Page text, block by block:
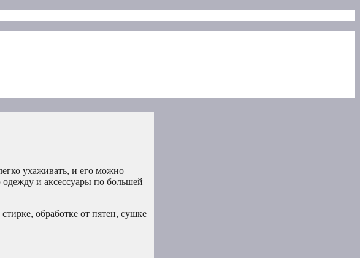
ухаживать, и его можно
и аксессуары по большей
обработке от пятен, сушке